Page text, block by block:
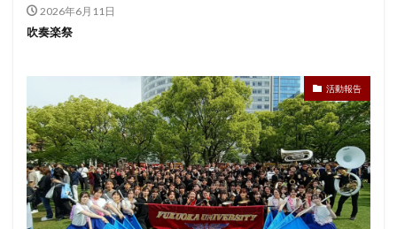
2026年6月11日
吹奏楽祭
活動報告